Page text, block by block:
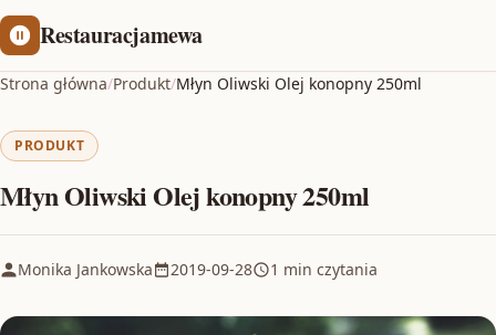
Restauracjamewa
Strona główna/Produkt/Młyn Oliwski Olej konopny 250ml
PRODUKT
Młyn Oliwski Olej konopny 250ml
Monika Jankowska 2019-09-28 1 min czytania